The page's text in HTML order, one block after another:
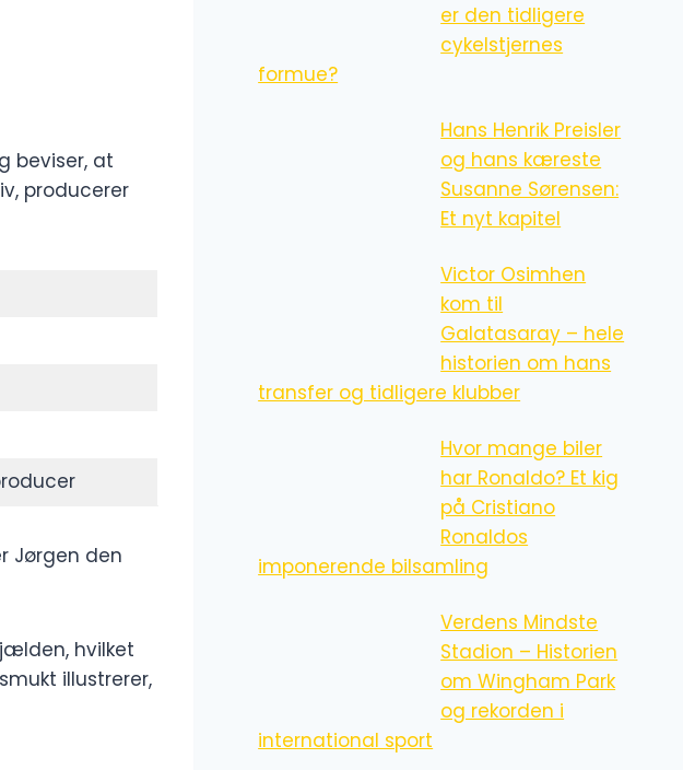
beviser, at
producerer
Jørgen den
hvilket
illustrerer,
er den tidligere
cykelstjernes
formue?
Hans Henrik Preisler
og hans kæreste
Susanne Sørensen:
Et nyt kapitel
Victor Osimhen
kom til
Galatasaray – hele
historien om hans
transfer og tidligere klubber
Hvor mange biler
har Ronaldo? Et kig
på Cristiano
Ronaldos
imponerende bilsamling
Verdens Mindste
Stadion – Historien
om Wingham Park
og rekorden i
international sport